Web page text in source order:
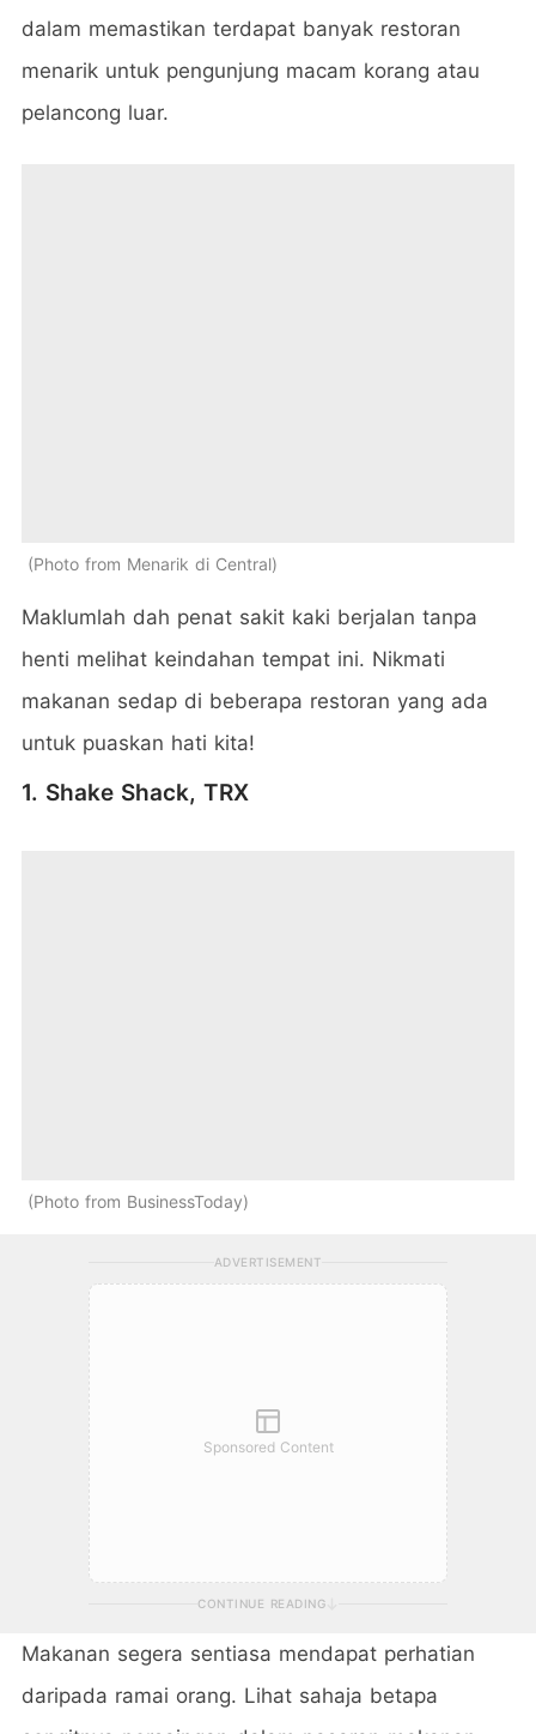
dalam memastikan terdapat banyak restoran
menarik untuk pengunjung macam korang atau
pelancong luar.
Photo from Menarik di Central
Maklumlah dah penat sakit kaki berjalan tanpa
henti melihat keindahan tempat ini. Nikmati
makanan sedap di beberapa restoran yang ada
untuk puaskan hati kita!
1. Shake Shack, TRX
Photo from BusinessToday
ADVERTISEMENT
Sponsored Content
CONTINUE READING
Makanan segera sentiasa mendapat perhatian
daripada ramai orang. Lihat sahaja betapa